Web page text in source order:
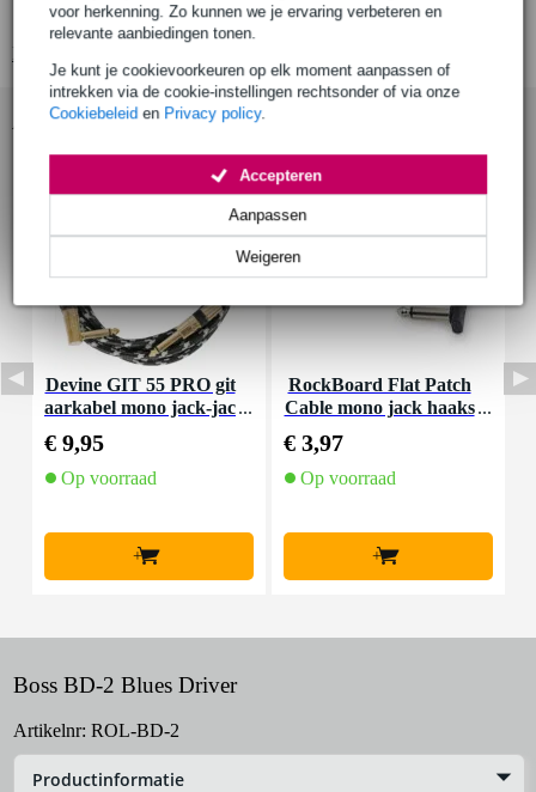
voor herkenning. Zo kunnen we je ervaring verbeteren en
relevante aanbiedingen tonen.
Je kunt je cookievoorkeuren op elk moment aanpassen of
intrekken via de cookie-instellingen rechtsonder of via onze
Cookiebeleid en Privacy policy.
Weigeren
Aanpassen
Accepteren
aan/uit schakeling d.m.v. voetpedaal
Accessoires (69)
Devine GIT 55 PRO git
aarkabel mono jack-jac
€ 9,95
Op voorraad
+
RockBoard Flat Patch
Cable mono jack haaks
€ 3,97
Op voorraad
+
Boss BD-2 Blues Driver
Artikelnr: ROL-BD-2
Productinformatie